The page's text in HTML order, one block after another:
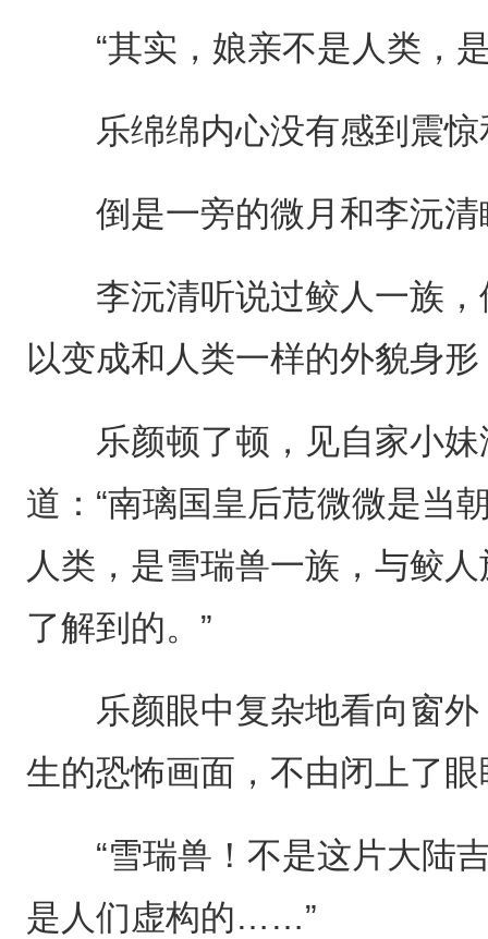
“其实，娘亲不是人类，
乐绵绵内心没有感到震惊
倒是一旁的微月和李沅清
李沅清听说过鲛人一族，
以变成和人类一样的外貌身
乐颜顿了顿，见自家小妹
道：“南璃国皇后苊微微是当
人类，是雪瑞兽一族，与鲛
了解到的。”
乐颜眼中复杂地看向窗外
生的恐怖画面，不由闭上了眼
“雪瑞兽！不是这片大陆吉
是人们虚构的……”